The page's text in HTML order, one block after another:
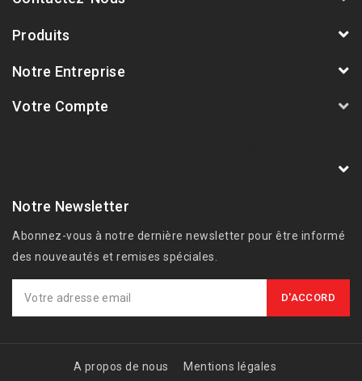
Produits
Notre Entreprise
Votre Compte
Notre Newsletter
Abonnez-vous à notre dernière newsletter pour être informé
des nouveautés et remises spéciales.
A propos de nous Mentions légales